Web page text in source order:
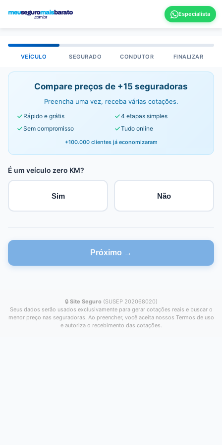
VEÍCULO SEGURADO CONDUTOR FINALIZAR
Compare preços de +15 seguradoras
Preencha uma vez, receba várias cotações.
Rápido e grátis
4 etapas simples
Sem compromisso
Tudo online
+100.000 clientes já economizaram
É um veículo zero KM?
Sim Não
Próximo →
🔒 Site Seguro (SUSEP 202068020)
Seus dados serão usados exclusivamente para gerar cotações reais e buscar o
menor preço nas seguradoras. Ao preencher, você aceita nossos Termos de uso
e autoriza o recebimento das cotações.